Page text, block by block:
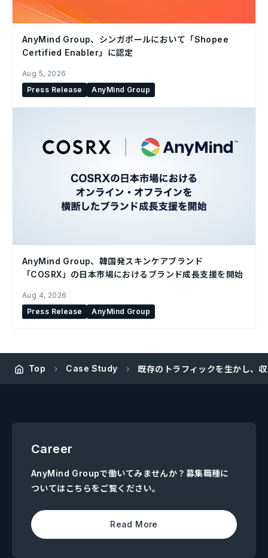
AnyMind Group、シンガポールにおいて「Shopee
Certified Enabler」に認定
Aug 5, 2026
Press Release
AnyMind Group
AnyMind Group、韓国発スキンケアブランド
「COSRX」の日本市場におけるブランド成長支援を開始
Aug 4, 2026
Press Release
AnyMind Group
Top Case Study 既存のトラフィックを生かし、
Career
AnyMind Groupで働いてみませんか？募集職種に
ついてはこちらをご覧ください。
Read More